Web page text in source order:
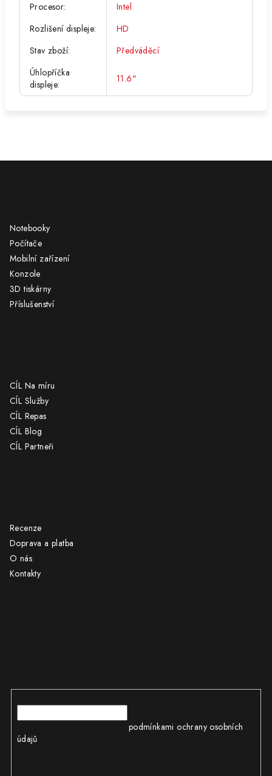
Procesor:
Intel
Rozlišení displeje:
HD
Stav zboží:
Předváděcí
Úhlopříčka
displeje: 11.6"
Notebooky
Počítače
Mobilní zařízení
Konzole
3D tiskárny
Příslušenství
CÍL Na míru
CÍL Služby
CÍL Repas
CÍL Blog
CÍL Partneři
Recenze
Doprava a platba
O nás
Kontakty
podmínkami ochrany osobních
údajů